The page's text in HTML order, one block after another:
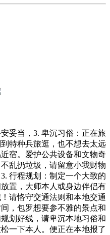
当，3. 卑沉习俗：正在旅
特种兵旅逛，也不想去太远
宿。爱护公共设备和文物奇
乱扔垃圾，请留意小我财物
行程规划：制定一个大致的
置，大师本人或身边伴侣有
请恪守交通法则和本地交通
，包罗想要参不雅的景点和
划好线，请卑沉本地习俗和
一下本人。便正在本地报了